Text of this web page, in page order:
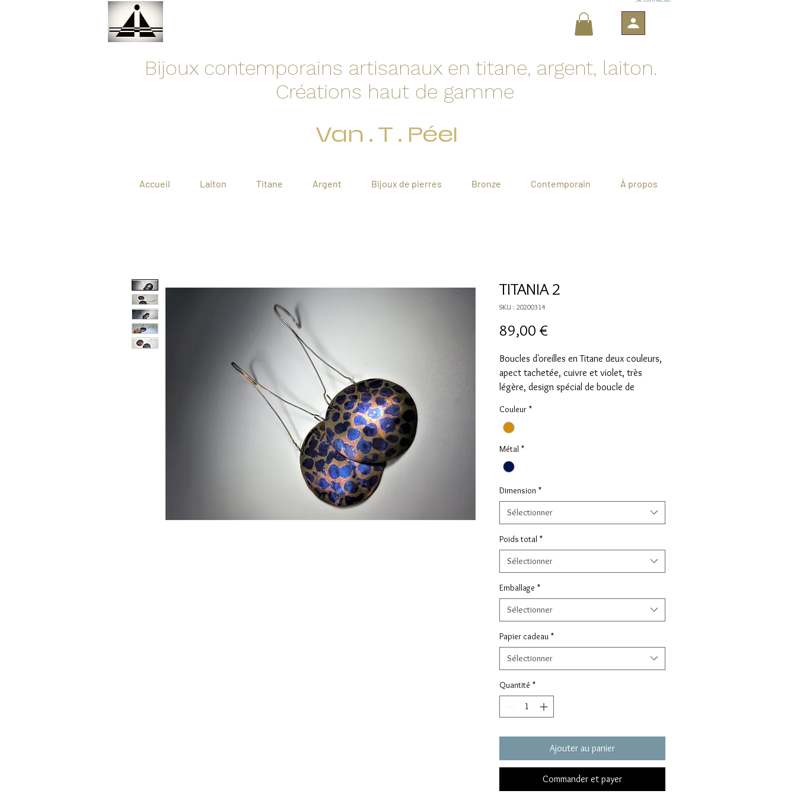
Bijoux contemporains artisanaux en titane, argent, laiton.
Créations haut de gamme
Van . T . Péel
Accueil Laiton Titane Argent Bijoux de pierres Bronze Contemporain À propos
TITANIA 2
SKU : 20200314
89,00 €
Boucles d'oreilles en Titane deux couleurs,
apect tachetée, cuivre et violet, très
légère, design spécial de boucle de
main.
Couleur *
Métal *
Dimension *
Sélectionner
Poids total *
Sélectionner
Emballage *
Sélectionner
Papier cadeau *
Sélectionner
Quantité *
Ajouter au panier
Commander et payer